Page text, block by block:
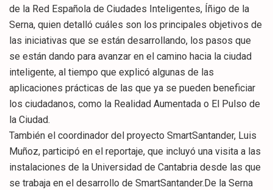
de la Red Española de Ciudades Inteligentes, Íñigo de la
Serna, quien detalló cuáles son los principales objetivos de
las iniciativas que se están desarrollando, los pasos que
se están dando para avanzar en el camino hacia la ciudad
inteligente, al tiempo que explicó algunas de las
aplicaciones prácticas de las que ya se pueden beneficiar
los ciudadanos, como la Realidad Aumentada o El Pulso de
la Ciudad.
También el coordinador del proyecto SmartSantander, Luis
Muñoz, participó en el reportaje, que incluyó una visita a las
instalaciones de la Universidad de Cantabria desde las que
se trabaja en el desarrollo de SmartSantander.De la Serna